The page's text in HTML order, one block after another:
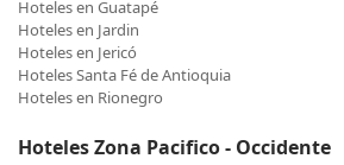
Hoteles en Guatapé
Hoteles en Jardin
Hoteles en Jericó
Hoteles Santa Fé de Antioquia
Hoteles en Rionegro
Hoteles Zona Pacifico - Occidente